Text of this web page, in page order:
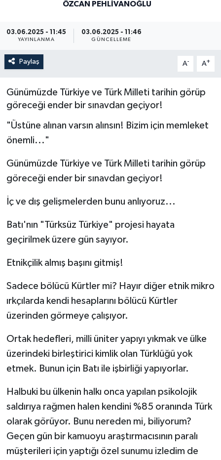
ÖZCAN PEHLIVANOĞLU
03.06.2025 - 11:45
YAYINLANMA
03.06.2025 - 11:46
GÜNCELLEME
Paylaş A- A+
Günümüzde Türkiye ve Türk Milleti tarihin görüp
göreceği ender bir sınavdan geçiyor!
"Üstüne alınan varsın alınsın! Bizim için memleket
önemli..."
Günümüzde Türkiye ve Türk Milleti tarihin görüp
göreceği ender bir sınavdan geçiyor!
İç ve dış gelişmelerden bunu anlıyoruz...
Batı'nın "Türksüz Türkiye" projesi hayata
geçirilmek üzere gün sayıyor.
Etnikçilik almış başını gitmiş!
Sadece bölücü Kürtler mi? Hayır diğer etnik mikro
ırkçılarda kendi hesaplarını bölücü Kürtler
üzerinden görmeye çalışıyor.
Ortak hedefleri, milli üniter yapıyı yıkmak ve ülke
üzerindeki birleştirici kimlik olan Türklüğü yok
etmek. Bunun için Batı ile işbirliği yapıyorlar.
Halbuki bu ülkenin halkı onca yapılan psikolojik
saldırıya rağmen halen kendini %85 oranında Türk
olarak görüyor. Bunu nereden mi, biliyorum?
Geçen gün bir kamuoyu araştırmacısının paralı
müşterileri için yaptığı özel sunumu izledim de